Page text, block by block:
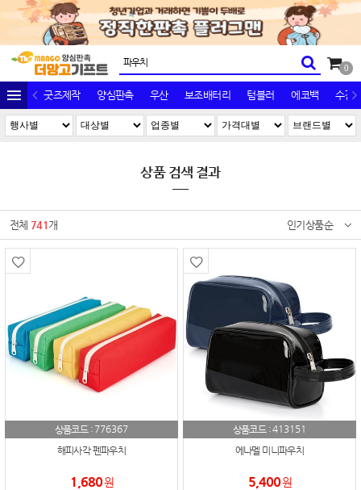
0
굿즈제작 양심판촉 우산 보조배터리 텀블러 에코백 수건/
상품 검색 결과
전체741 개 인기상품순
상품코드 : 776367
해피사각 펜파우치
1,680원
상품코드 :413151
에나멜 미니파우치
5,400원